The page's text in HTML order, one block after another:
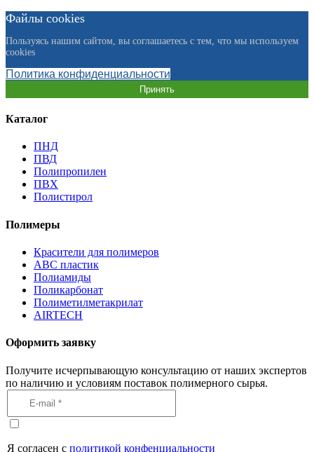
Файлы cookies
Пользуясь нашим сайтом, вы соглашаетесь с тем, что мы используем
cookies
Политика конфиденциальности
Принять
Каталог
ПНД
ПВД
Полипропилен
ПВХ
Полистирол
Полимеры
Красители для полимеров
АВС пластик
Полиамиды
Поликарбонат
Полиметилметакрилат
AIRTECH
Оформить заявку
Получите исчерпывающую консультацию от наших экспертов
по наличию и условиям поставок полимерного сырья.
Я согласен с политикой конфенциальности